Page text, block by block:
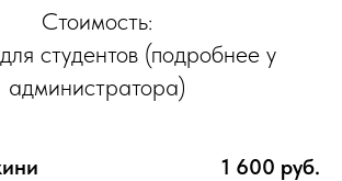
Стоимость:
студентов (подробнее у
администратора)
1 600 руб.